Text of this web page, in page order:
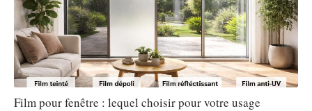
Film pour fenêtre : lequel choisir pour votre usage